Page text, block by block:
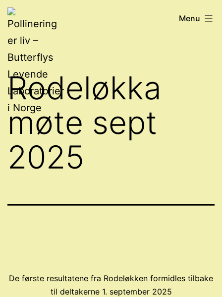
Skip
to
content
Pollinering
er
liv
-
Butterflys
Levende
Laboratorier
Norge
Menu
Rodeløkka
møte sept
2025
De første resultatene fra Rodeløkken formidles tilbake
til deltakerne 1. september 2025